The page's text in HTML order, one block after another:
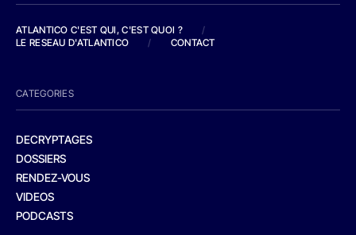
ATLANTICO C'EST QUI, C'EST QUOI ?
/
LE RESEAU D'ATLANTICO
/ CONTACT
CATEGORIES
DECRYPTAGES
DOSSIERS
RENDEZ-VOUS
VIDEOS
PODCASTS